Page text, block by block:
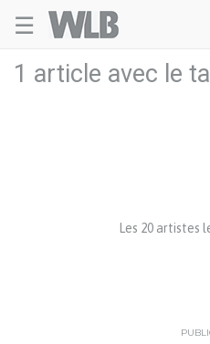
☰
1 article avec le
Les 20 artistes